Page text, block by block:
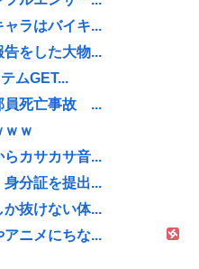
ャラはバイキ...
告をした大物...
ムGET...
員死亡事故 ...
ｗｗ
らカサカサ音...
身分証を提出...
抜けない体...
ニメにちな...